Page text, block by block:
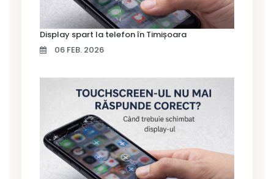
Display spart la telefon în Timișoara
06 FEB. 2026